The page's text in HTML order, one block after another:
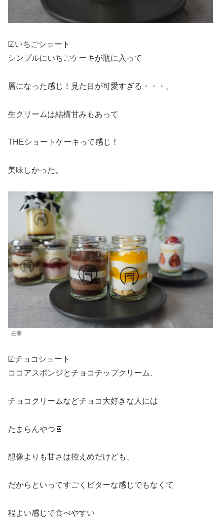
☑︎いちごショート
シンプルにいちごケーキが瓶に入って
層になった感じ！見た目が可愛すぎる・・・。
生クリームは結構甘みもあって
THEショートケーキって感じ！
美味しかった。
左側
☑︎チョコショート
ココアスポンジとチョコチップクリーム、
チョコクリームなどチョコ大好きな人には
たまらんやつ🍫
想像よりも甘さは控えめだけども、
だからといってすごくビターな感じでもなくて
程よい感じで食べやすい